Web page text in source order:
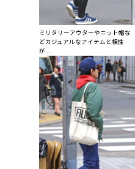
ミリタリーアウターやニット帽な
どカジュアルなアイテムと相性
が...